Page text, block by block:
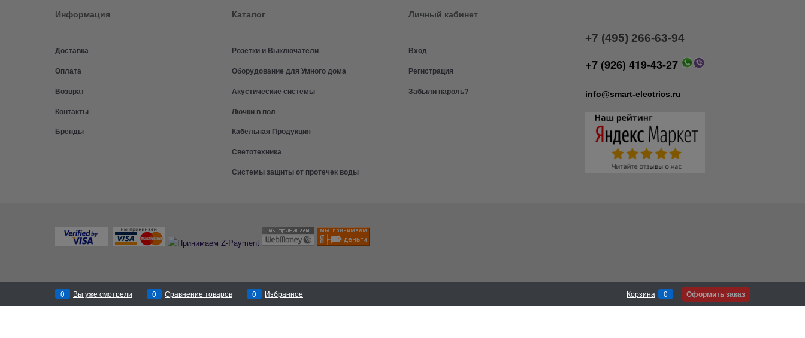
Информация
Доставка
Оплата
Возврат
Контакты
Бренды
Каталог
Розетки и Выключатели
Оборудование для Умного дома
Акустические системы
Лючки в пол
Кабельная Продукция
Светотехника
Системы защиты от протечек воды
Личный кабинет
Вход
Регистрация
Забыли пароль?
+7 (495) 266-63-94
+7 (926) 419-43-27
info@smart-electrics.ru
0 Вы уже смотрели 0 Сравнение товаров 0 Избранное Корзина 0 Оформить заказ